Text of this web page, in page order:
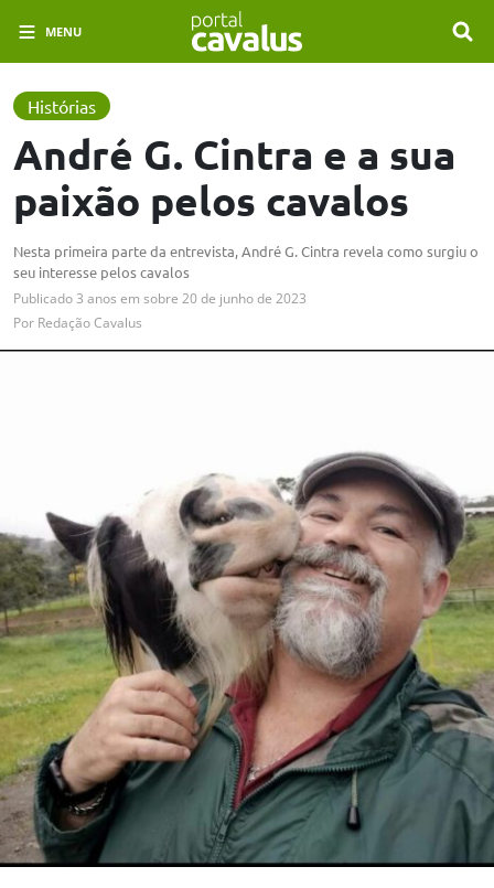
MENU
Histórias
André G. Cintra e a sua
paixão pelos cavalos
Nesta primeira parte da entrevista, André G. Cintra revela como surgiu o
seu interesse pelos cavalos
Publicado3 anos em sobre 20 de junho de 2023
Por Redação Cavalus